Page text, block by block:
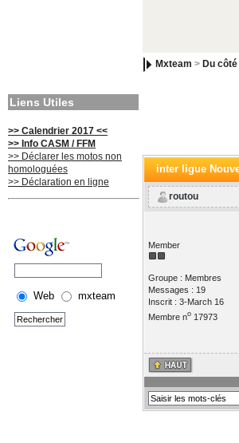
Liens Utiles
>> Calendrier 2017 <<
>> Info CASM / FFM
>> Déclarer les motos non
homologuées
>> Déclaration en ligne
Web mxteam
Mxteam > Du
inter ligue
routou
Member
Groupe : Membres
Messages : 19
Inscrit : 3-March 16
Membre no17973